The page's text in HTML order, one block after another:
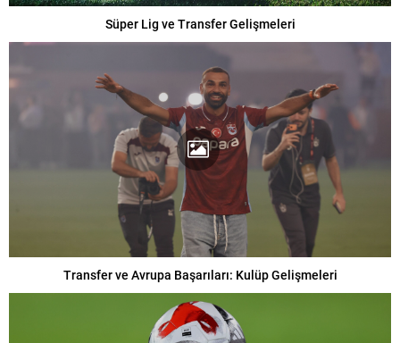
Süper Lig ve Transfer Gelişmeleri
Transfer ve Avrupa Başarıları: Kulüp Gelişmeleri